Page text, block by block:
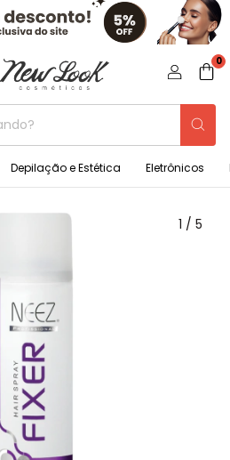
0
Depilação e Estética Eletrônicos
1 / 5